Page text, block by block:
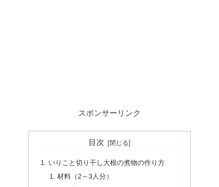
スポンサーリンク
目次
いりこと切り干し大根の煮物の作り方
材料（2～3人分）